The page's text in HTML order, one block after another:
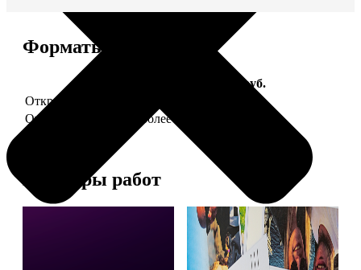
Форматы и цены
Цена, руб.
Открытка А5 "отправим за Вас"
Открытка А5 6 шт и более
Примеры работ